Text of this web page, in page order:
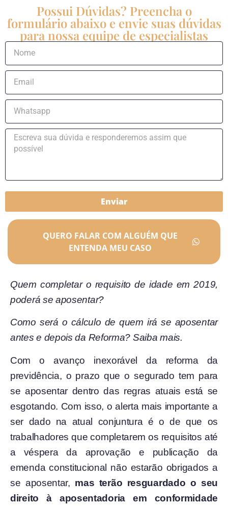
Possui Dúvidas? Preencha o
formulário abaixo e envie suas dúvidas
para nossa equipe de especialistas
Enviar
QUERO FALAR COM ALGUÉM QUE
ENTENDA MEU CASO
Quem completar o requisito de idade em 2019,
poderá se aposentar?
Como será o cálculo de quem irá se aposentar
antes e depois da Reforma? Saiba mais.
Com o avanço inexorável da reforma da
previdência, o prazo que o segurado tem para
se aposentar dentro das regras atuais está se
esgotando. Com isso, o alerta mais importante a
ser dado na atual conjuntura é o de que os
trabalhadores que completarem os requisitos até
a véspera da aprovação e publicação da
emenda constitucional não estarão obrigados a
se aposentar, mas terão resguardado o seu
direito à aposentadoria em conformidade